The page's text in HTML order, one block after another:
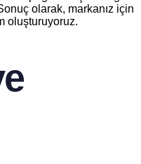
olarak, markanız için
oluşturuyoruz.